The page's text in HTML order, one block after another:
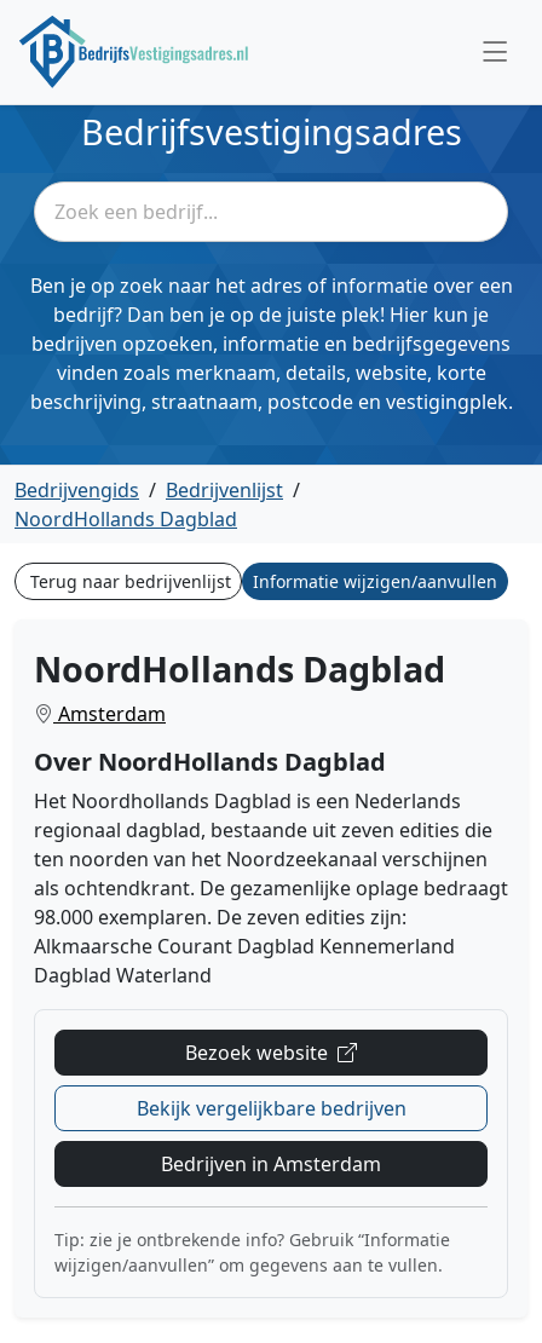
Bedrijfsvestigingsadres
Ben je op zoek naar het adres of informatie over een
bedrijf? Dan ben je op de juiste plek! Hier kun je
bedrijven opzoeken, informatie en bedrijfsgegevens
vinden zoals merknaam, details, website, korte
beschrijving, straatnaam, postcode en vestigingplek.
Bedrijvengids / Bedrijvenlijst /
NoordHollands Dagblad
Terug naar bedrijvenlijst Informatie wijzigen/aanvullen
NoordHollands Dagblad
Amsterdam
Over NoordHollands Dagblad
Het Noordhollands Dagblad is een Nederlands
regionaal dagblad, bestaande uit zeven edities die
ten noorden van het Noordzeekanaal verschijnen
als ochtendkrant. De gezamenlijke oplage bedraagt
98.000 exemplaren. De zeven edities zijn:
Alkmaarsche Courant Dagblad Kennemerland
Dagblad Waterland
Bezoek website
Bekijk vergelijkbare bedrijven
Bedrijven in Amsterdam
Tip: zie je ontbrekende info? Gebruik “Informatie
wijzigen/aanvullen” om gegevens aan te vullen.